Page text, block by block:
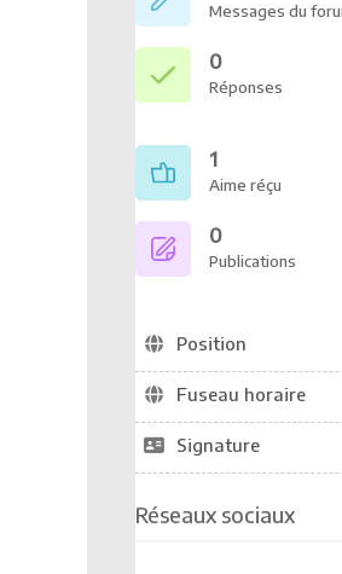
Messages du
0
Réponses
1
Aime réçu
0
Publications
Position
Fuseau horaire
Signature
Réseaux sociaux